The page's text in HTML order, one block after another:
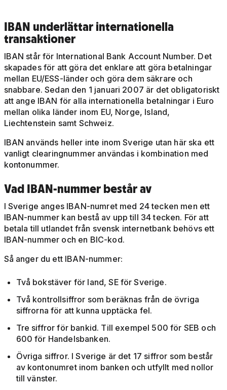
IBAN underlättar internationella
transaktioner
IBAN står för International Bank Account Number. Det
skapades för att göra det enklare att göra betalningar
mellan EU/ESS-länder och göra dem säkrare och
snabbare. Sedan den 1 januari 2007 är det obligatoriskt
att ange IBAN för alla internationella betalningar i Euro
mellan olika länder inom EU, Norge, Island,
Liechtenstein samt Schweiz.
IBAN används heller inte inom Sverige utan här ska ett
vanligt clearingnummer användas i kombination med
kontonummer.
Vad IBAN-nummer består av
I Sverige anges IBAN-numret med 24 tecken men ett
IBAN-nummer kan bestå av upp till 34 tecken. För att
betala till utlandet från svensk internetbank behövs ett
IBAN-nummer och en BIC-kod.
Så anger du ett IBAN-nummer:
Två bokstäver för land, SE för Sverige.
Två kontrollsiffror som beräknas från de övriga
siffrorna för att kunna upptäcka fel.
Tre siffror för bankid. Till exempel 500 för SEB och
600 för Handelsbanken.
Övriga siffror. I Sverige är det 17 siffror som består
av kontonumret inom banken och utfyllt med nollor
till vänster.